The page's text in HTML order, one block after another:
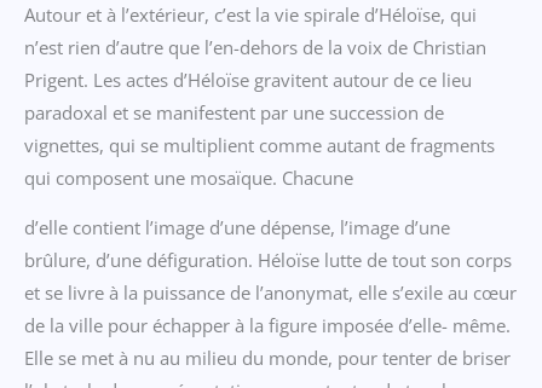
Autour et à l’extérieur, c’est la vie spirale d’Héloïse, qui
n’est rien d’autre que l’en-dehors de la voix de Christian
Prigent. Les actes d’Héloïse gravitent autour de ce lieu
paradoxal et se manifestent par une succession de
vignettes, qui se multiplient comme autant de fragments
qui composent une mosaïque. Chacune
d’elle contient l’image d’une dépense, l’image d’une
brûlure, d’une défiguration. Héloïse lutte de tout son corps
et se livre à la puissance de l’anonymat, elle s’exile au cœur
de la ville pour échapper à la figure imposée d’elle- même.
Elle se met à nu au milieu du monde, pour tenter de briser